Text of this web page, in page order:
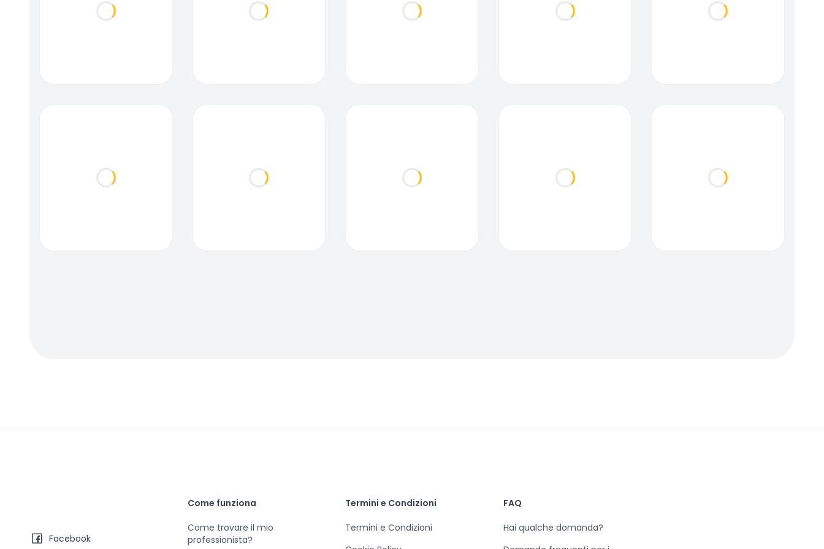
Loading... Loading... Loading... Loading... Loading...
Loading... Loading... Loading... Loading... Loading...
Facebook
Come funziona
Come trovare il mio
professionista?
Termini e Condizioni
Termini e Condizioni
FAQ
Hai qualche domanda?